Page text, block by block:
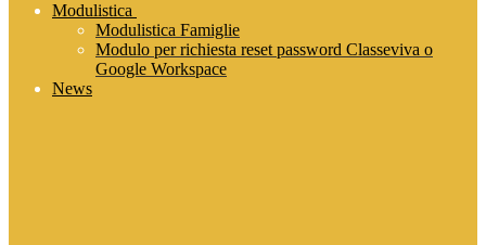
Modulistica
Modulistica Famiglie
Modulo per richiesta reset password Classeviva o
Google Workspace
News